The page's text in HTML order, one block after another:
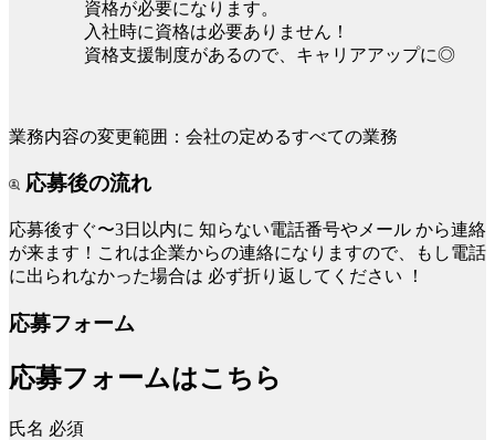
資格が必要になります。
入社時に資格は必要ありません！
資格支援制度があるので、キャリアアップに◎
業務内容の変更範囲：会社の定めるすべての業務
応募後の流れ
応募後すぐ〜3日以内に 知らない電話番号やメール から連絡
が来ます！これは企業からの連絡になりますので、もし電話
に出られなかった場合は 必ず折り返してください ！
応募フォーム
応募フォームはこちら
氏名 必須